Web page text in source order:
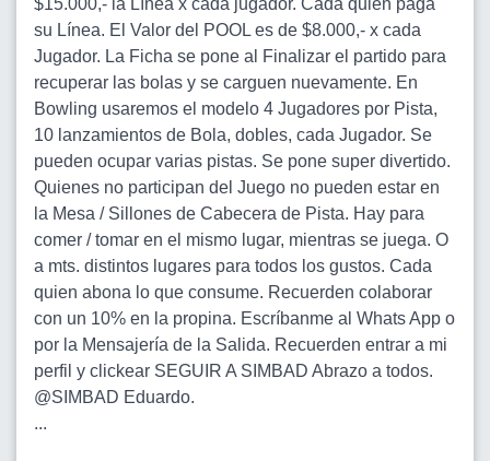
$15.000,- la Línea x cada jugador. Cada quien paga
su Línea. El Valor del POOL es de $8.000,- x cada
Jugador. La Ficha se pone al Finalizar el partido para
recuperar las bolas y se carguen nuevamente. En
Bowling usaremos el modelo 4 Jugadores por Pista,
10 lanzamientos de Bola, dobles, cada Jugador. Se
pueden ocupar varias pistas. Se pone super divertido.
Quienes no participan del Juego no pueden estar en
la Mesa / Sillones de Cabecera de Pista. Hay para
comer / tomar en el mismo lugar, mientras se juega. O
a mts. distintos lugares para todos los gustos. Cada
quien abona lo que consume. Recuerden colaborar
con un 10% en la propina. Escríbanme al Whats App o
por la Mensajería de la Salida. Recuerden entrar a mi
perfil y clickear SEGUIR A SIMBAD Abrazo a todos.
@SIMBAD Eduardo.
...